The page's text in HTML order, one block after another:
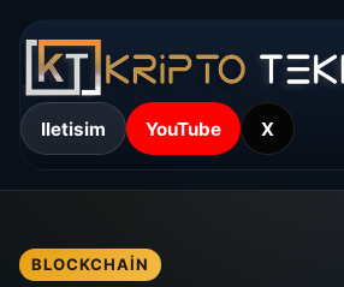
Iletisim YouTube X
BLOCKCHAIN